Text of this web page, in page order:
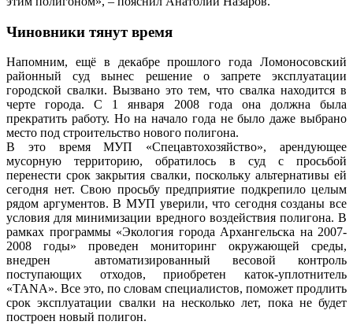
Чиновники тянут время
Напомним, ещё в декабре прошлого года Ломоносовский
районный суд вынес решение о запрете эксплуатации
городской свалки. Вызвано это тем, что свалка находится в
черте города. С 1 января 2008 года она должна была
прекратить работу. Но на начало года не было даже выбрано
место под строительство нового полигона.
В это время МУП «Спецавтохозяйство», арендующее
мусорную территорию, обратилось в суд с просьбой
перенести срок закрытия свалки, поскольку альтернативы ей
сегодня нет. Свою просьбу предприятие подкрепило целым
рядом аргументов. В МУП уверили, что сегодня созданы все
условия для минимизации вредного воздействия полигона. В
рамках программы «Экология города Архангельска на 2007-
2008 годы» проведен мониторинг окружающей среды,
внедрен автоматизированный весовой контроль
поступающих отходов, приобретен каток-уплотнитель
«TANA». Все это, по словам специалистов, поможет продлить
срок эксплуатации свалки на несколько лет, пока не будет
построен новый полигон.